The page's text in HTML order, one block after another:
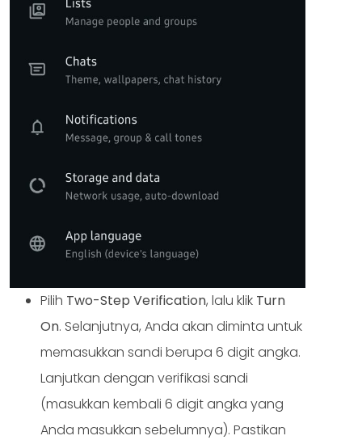
Pilih Two-Step Verification, lalu klik Turn
On. Selanjutnya, Anda akan diminta untuk
memasukkan sandi berupa 6 digit angka.
Lanjutkan dengan verifikasi sandi
(masukkan kembali 6 digit angka yang
Anda masukkan sebelumnya). Pastikan